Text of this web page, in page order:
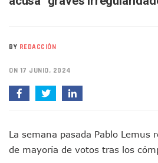
Arquitecto Luis Munguía
En PV Encabezan
Pancho López; En La
BY REDACCIÓN
ON 17 JUNIO, 2024
La semana pasada Pablo Lemus
de mayoría de votos tras los